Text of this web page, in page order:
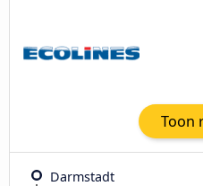
Toon
Darmstadt